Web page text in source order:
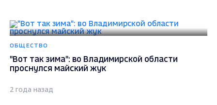
ОБЩЕСТВО
"Вот так зима": во Владимирской области
проснулся майский жук
2 года назад